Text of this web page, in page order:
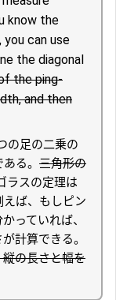
know the
can use
the diagonal
the ping-
and then
の足の二乗の
る。 三角形の
ラスの定理は
ば、もしピン
っていれば、
計算できる。
の長さと幅を